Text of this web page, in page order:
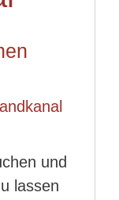
und
lassen